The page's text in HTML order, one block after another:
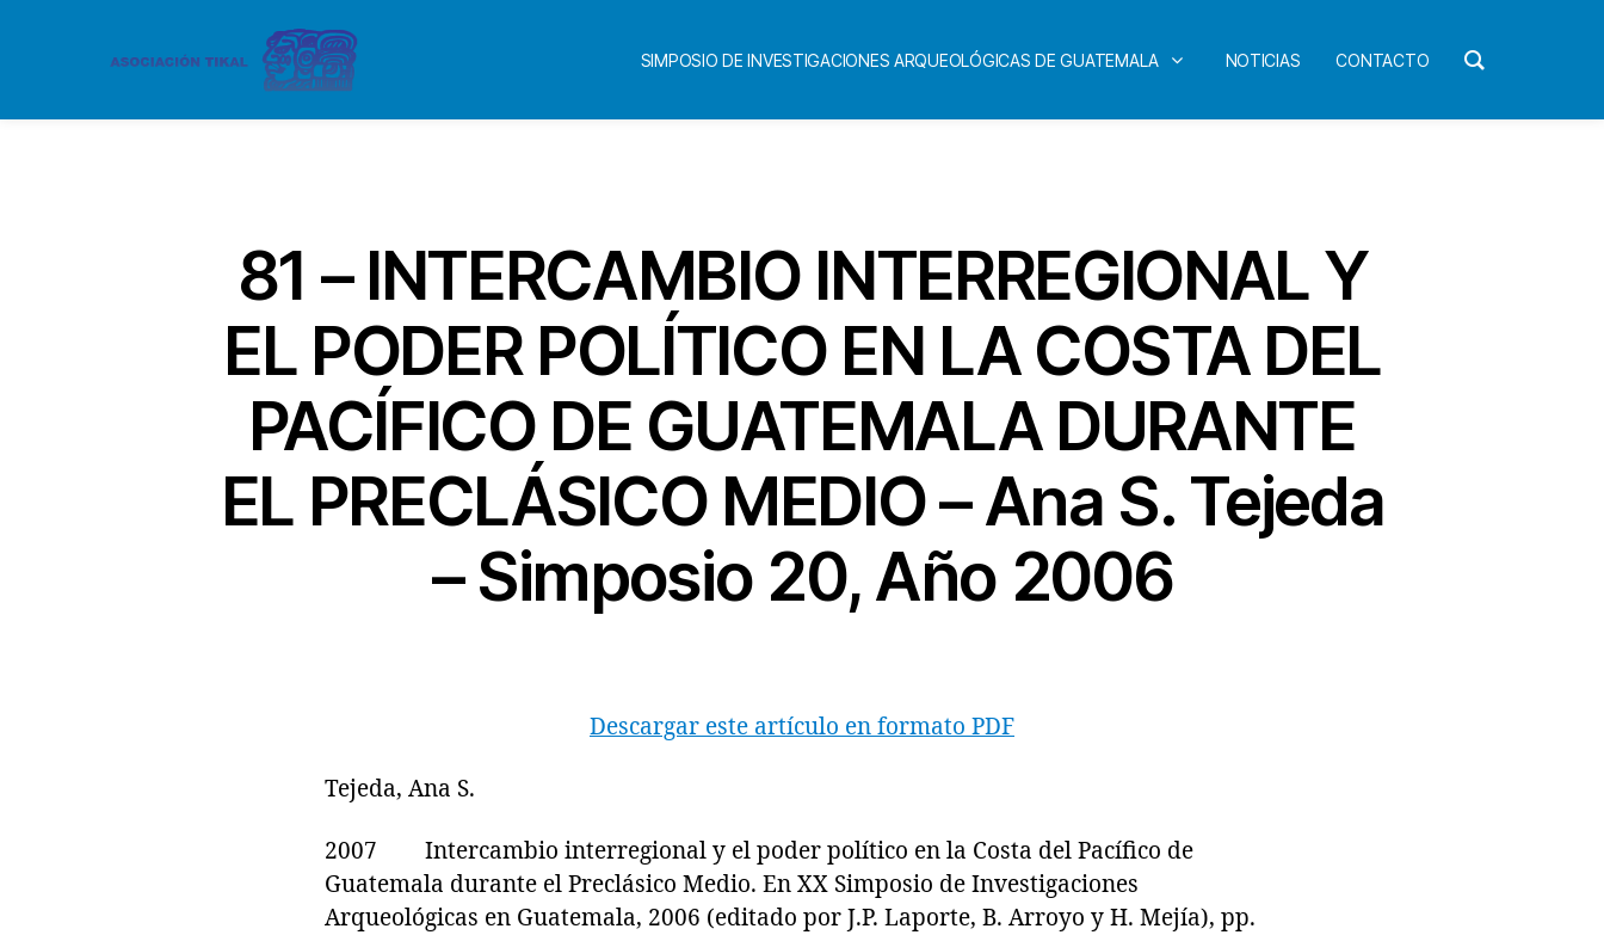
SIMPOSIO DE INVESTIGACIONES ARQUEOLÓGICAS DE GUATEMALA NOTICIAS CONTACTO
81 – INTERCAMBIO INTERREGIONAL Y
EL PODER POLÍTICO EN LA COSTA DEL
PACÍFICO DE GUATEMALA DURANTE
EL PRECLÁSICO MEDIO – Ana S. Tejeda
– Simposio 20, Año 2006
Descargar este artículo en formato PDF
Tejeda, Ana S.
2007 Intercambio interregional y el poder político en la Costa del Pacífico de
Guatemala durante el Preclásico Medio. En XX Simposio de Investigaciones
Arqueológicas en Guatemala, 2006 (editado por J.P. Laporte, B. Arroyo y H. Mejía), pp.